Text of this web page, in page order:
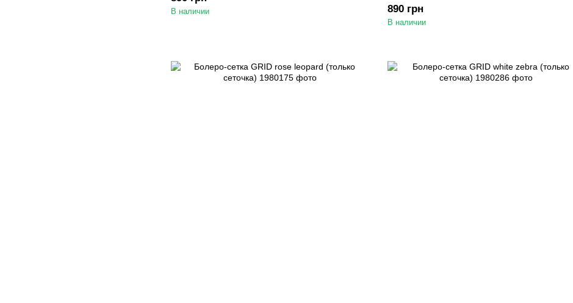
В наличии 890 грн
В наличии